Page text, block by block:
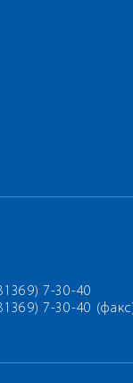
7-30-40
7-30-40